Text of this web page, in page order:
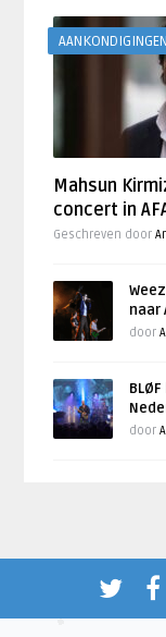
AANKONDIGINGEN
Mahsun
concert in
Geschreven door
naar
door
door